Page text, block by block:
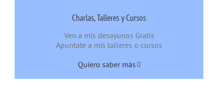
Charlas, Talleres y Cursos
Ven a mis desayunos Gratis
Apuntate a mis talleres o cursos
Quiero saber más